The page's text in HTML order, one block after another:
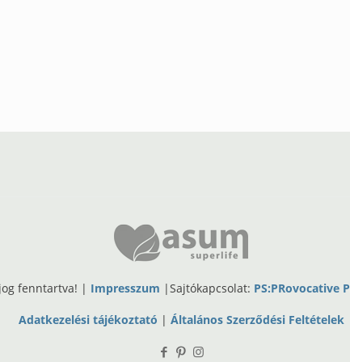
fenntartva! | Impresszum |Sajtókapcsolat: PS:PRovocative
Adatkezelési tájékoztató | Általános Szerződési Feltételek